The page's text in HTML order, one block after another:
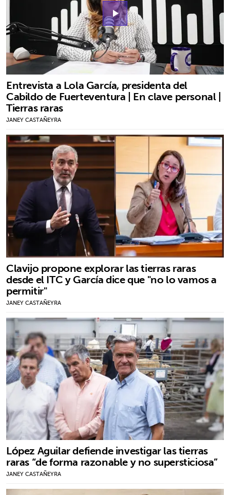
play_arrow
Entrevista a Lola García, presidenta del
Cabildo de Fuerteventura | En clave personal |
Tierras raras
JANEY CASTAÑEYRA
Clavijo propone explorar las tierras raras
desde el ITC y García dice que "no lo vamos a
permitir"
JANEY CASTAÑEYRA
López Aguilar defiende investigar las tierras
raras “de forma razonable y no supersticiosa”
JANEY CASTAÑEYRA